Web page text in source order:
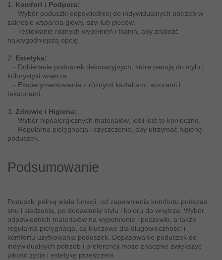
1. Komfort i Podpora:
- Wybór poduszki odpowiedniej do indywidualnych potrzeb w
zakresie wsparcia głowy, szyi lub pleców.
- Testowanie różnych wypełnień i tkanin, aby znaleźć
najwygodniejszą opcję.
2. Estetyka:
- Dobieranie poduszek dekoracyjnych, które pasują do stylu i
kolorystyki wnętrza.
- Eksperymentowanie z różnymi kształtami, wzorami i
teksturami.
3. Zdrowie i Higiena:
- Wybór hipoalergicznych materiałów, jeśli jest to konieczne.
- Regularna pielęgnacja i czyszczenie, aby utrzymać higienę
poduszek.
Podsumowanie
Poduszki pełnią wiele funkcji, od zapewnienia komfortu podczas
snu i siedzenia, po dodawanie stylu i koloru do wnętrza. Wybór
odpowiednich materiałów na wypełnienie i poszewki, a także
regularna pielęgnacja, są kluczowe dla długowieczności i
komfortu użytkowania poduszek. Dopasowanie poduszek do
indywidualnych potrzeb i preferencji może znacznie zwiększyć
jakość życia i estetykę przestrzeni.